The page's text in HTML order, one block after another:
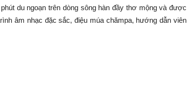
du ngoạn trên dòng sông hàn đầy thơ mộng và được
âm nhạc đặc sắc, điệu múa chămpa, hướng dẫn viên